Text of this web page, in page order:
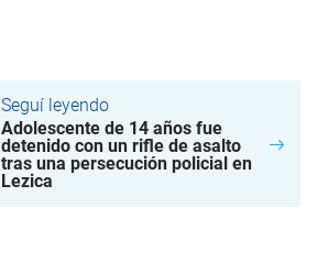
Seguí leyendo
Adolescente de 14 años fue
detenido con un rifle de asalto
tras una persecución policial en
Lezica